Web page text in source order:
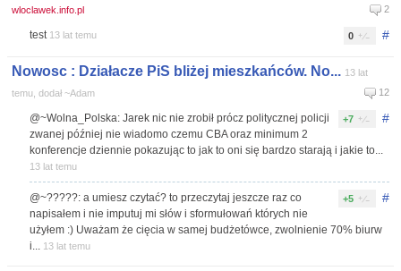
wloclawek.info.pl
2
#
0
test 13 lat temu
Nowosc : Działacze PiS bliżej mieszkańców. No... 13 lat
temu, dodał ~Adam
12
#
+7
@~Wolna_Polska: Jarek nic nie zrobił prócz politycznej policji
zwanej później nie wiadomo czemu CBA oraz minimum 2
konferencje dziennie pokazując to jak to oni się bardzo starają i jakie to...
13 lat temu
#
+5
@~?????: a umiesz czytać? to przeczytaj jeszcze raz co
napisałem i nie imputuj mi słów i sformułowań których nie
użyłem :) Uważam że cięcia w samej budżetówce, zwolnienie 70% biurw
i... 13 lat temu